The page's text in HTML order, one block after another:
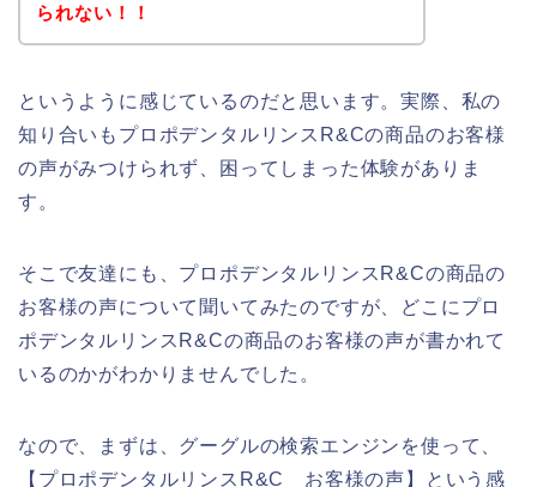
られない！！
というように感じているのだと思います。実際、私の
知り合いもプロポデンタルリンスR&Cの商品のお客様
の声がみつけられず、困ってしまった体験がありま
す。
そこで友達にも、プロポデンタルリンスR&Cの商品の
お客様の声について聞いてみたのですが、どこにプロ
ポデンタルリンスR&Cの商品のお客様の声が書かれて
いるのかがわかりませんでした。
なので、まずは、グーグルの検索エンジンを使って、
【プロポデンタルリンスR&C お客様の声】という感